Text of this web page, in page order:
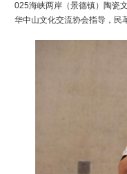
025海峡两岸（景德镇）陶瓷
华中山文化交流协会指导，民